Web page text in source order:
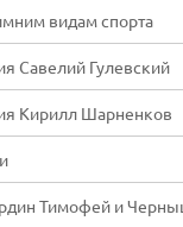
видам спорта
Савелий Гулевский
Кирилл Шарненков
Тимофей и